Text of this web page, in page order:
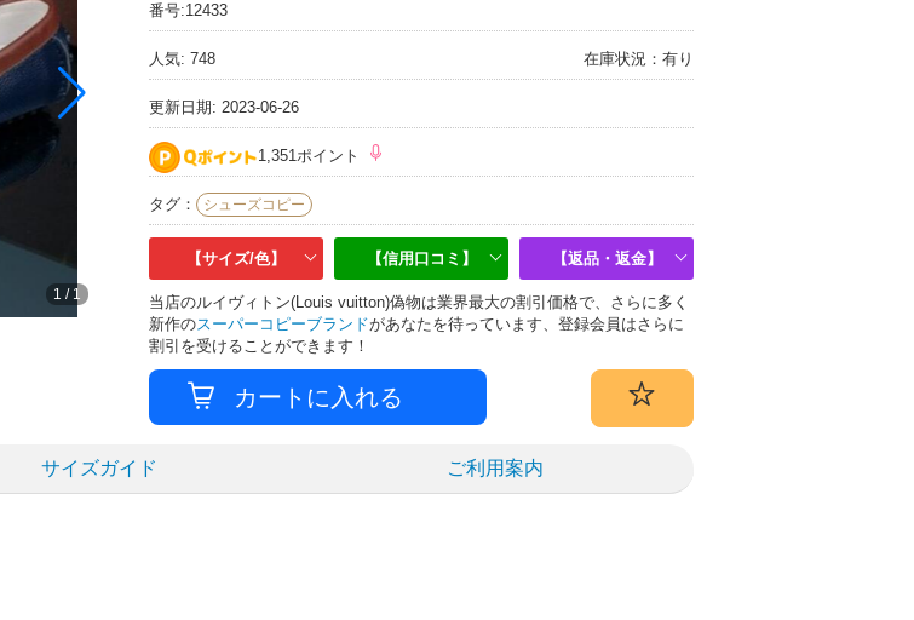
1 / 1
番号:12433
人気: 748 在庫状況：有り
更新日期: 2023-06-26
1,351ポイント
タグ： シューズコピー
【サイズ/色】 【信用口コミ】 【返品・返金】
当店のルイヴィトン(Louis vuitton)偽物は業界最大の割引価格で、さらに多く
新作のスーパーコピーブランドがあなたを待っています、登録会員はさらに
割引を受けることができます！
サイズガイド ご利用案内